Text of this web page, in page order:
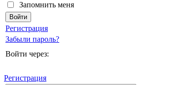
Запомнить меня
Регистрация
Забыли пароль?
Войти через:
Регистрация